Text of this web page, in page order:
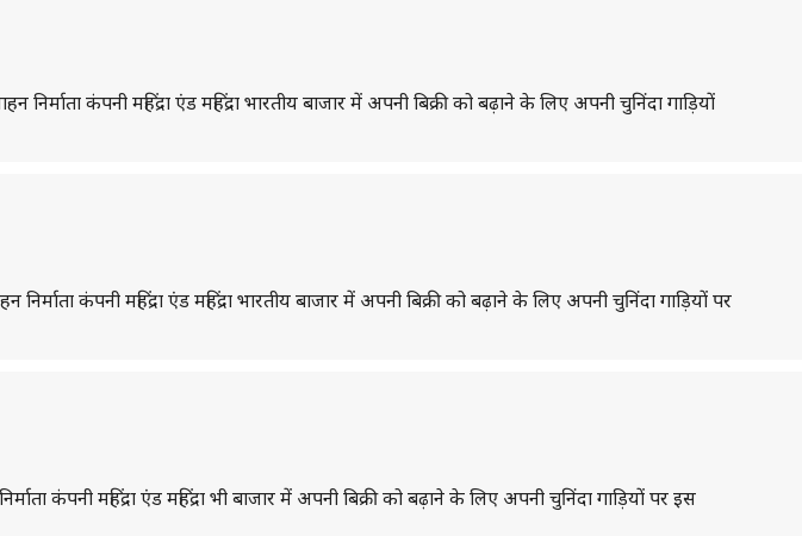
कंपनी महिंद्रा एंड महिंद्रा भारतीय बाजार में अपनी बिक्री को बढ़ाने के लिए अपनी चुनिंदा गाड़ियों
कंपनी महिंद्रा एंड महिंद्रा भारतीय बाजार में अपनी बिक्री को बढ़ाने के लिए अपनी चुनिंदा गाड़ियों पर
कंपनी महिंद्रा एंड महिंद्रा भी बाजार में अपनी बिक्री को बढ़ाने के लिए अपनी चुनिंदा गाड़ियों पर इस